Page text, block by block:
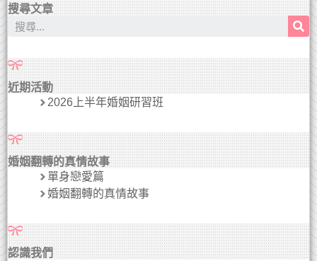
搜尋文章
近期活動
2026上半年婚姻研習班
婚姻翻轉的真情故事
單身戀愛篇
婚姻翻轉的真情故事
認識我們